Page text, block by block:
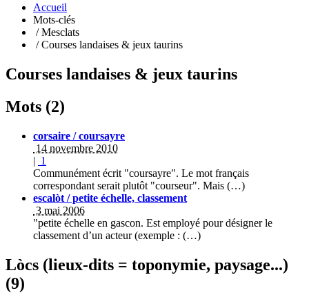
Accueil
Mots-clés
/ Mesclats
/ Courses landaises & jeux taurins
Courses landaises & jeux taurins
Mots (2)
corsaire / coursayre
14 novembre 2010
| 1
Communément écrit "coursayre". Le mot français
correspondant serait plutôt "courseur". Mais (…)
escalòt / petite échelle, classement
3 mai 2006
"petite échelle en gascon. Est employé pour désigner le
classement d’un acteur (exemple : (…)
Lòcs (lieux-dits = toponymie, paysage...)
(9)